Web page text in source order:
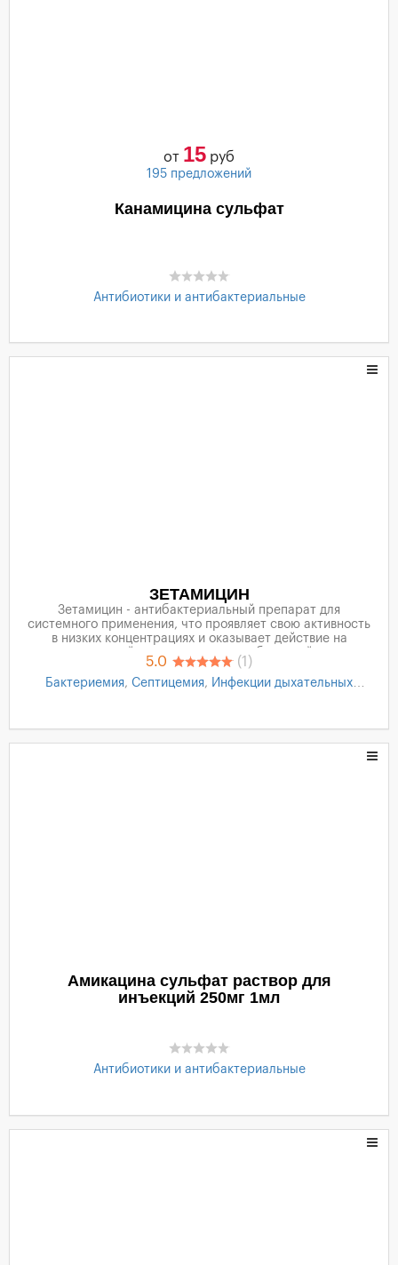
от 15 руб
195 предложений
Канамицина сульфат
Антибиотики и антибактериальные
ЗЕТАМИЦИН
Зетамицин - антибактериальный препарат для
системного применения, что проявляет свою активность
в низких концентрациях и оказывает действие на
широкий спектр патогенных бактерий.
5.0 (1)
Бактериемия, Септицемия, Инфекции дыхательных
Амикацина сульфат раствор для
инъекций 250мг 1мл
Антибиотики и антибактериальные